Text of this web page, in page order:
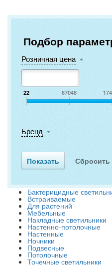
Подбор
Розничная цена
22 87048
Бренд
Бактерицидные
Встраиваемые
Для растений
Мебельные
Накладные светильники
Настенно-потолочные
Настенные
Ночники
Подвесные
Потолочные
Точечные светильники